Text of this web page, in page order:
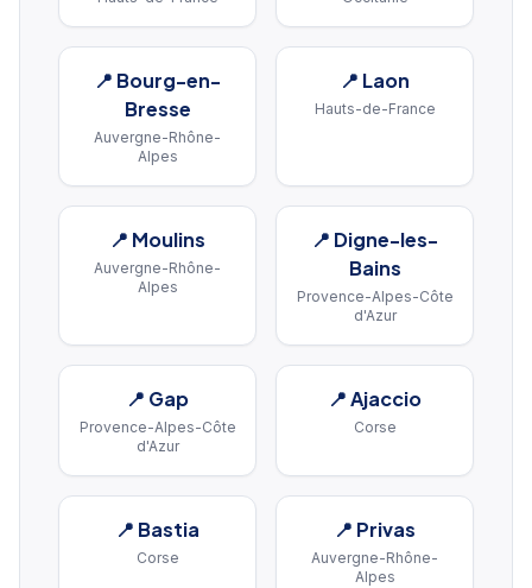
📍 Bourg-en-
Bresse
Auvergne-Rhône-
Alpes
📍 Laon
Hauts-de-France
📍 Moulins
Auvergne-Rhône-
Alpes
📍 Digne-les-
Bains
Provence-Alpes-Côte
d'Azur
📍 Gap
Provence-Alpes-Côte
d'Azur
📍Ajaccio
Corse
📍 Bastia
Corse
📍 Privas
Auvergne-Rhône-
Alpes